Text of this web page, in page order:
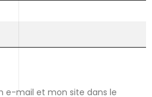
e-mail et mon site dans le